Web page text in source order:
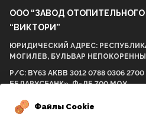
ООО “ЗАВОД
“ВИКТОРИ”
ЮРИДИЧЕСКИЙ АДРЕС: РЕСПУБЛИКА
МОГИЛЕВ, БУЛЬВАР
Р/С: BY63 AKBB 3012 0788 0306
БЕЛАРУСБАНК», Ф-ЛЕ 700 МОУ
БИК AKBBBY21700 УНП: 812001575
Файлы Cookie